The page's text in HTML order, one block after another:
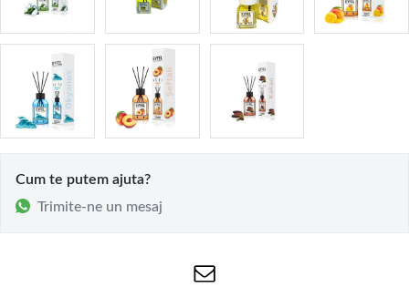
Cum te putem ajuta?
Trimite-ne un mesaj